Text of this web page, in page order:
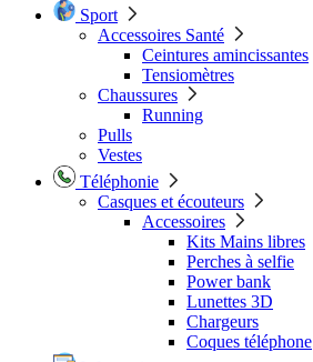
Sport
Accessoires Santé
Ceintures amincissantes
Tensiomètres
Chaussures
Running
Pulls
Vestes
Téléphonie
Casques et écouteurs
Accessoires
Kits Mains libres
Perches à selfie
Power bank
Lunettes 3D
Chargeurs
Coques téléphone